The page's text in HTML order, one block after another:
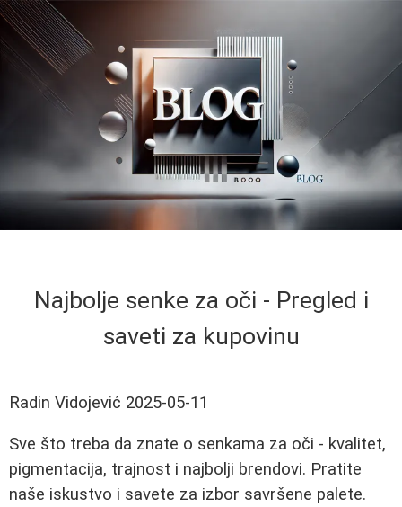
Najbolje senke za oči - Pregled i
saveti za kupovinu
Radin Vidojević 2025-05-11
Sve što treba da znate o senkama za oči - kvalitet,
pigmentacija, trajnost i najbolji brendovi. Pratite
naše iskustvo i savete za izbor savršene palete.